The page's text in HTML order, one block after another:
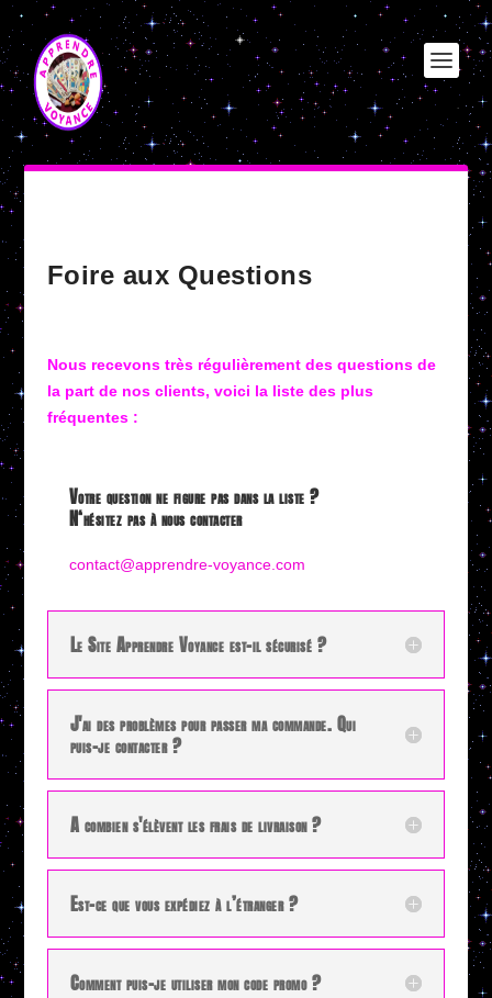
Foire aux Questions
Nous recevons très régulièrement des questions de
la part de nos clients, voici la liste des plus
fréquentes :
Votre question ne figure pas dans la liste ?
N‘hésitez pas à nous contacter
contact@apprendre-voyance.com
Le Site Apprendre Voyance est-il sécurisé ?
J'ai des problèmes pour passer ma commande. Qui
puis-je contacter ?
A combien s'élèvent les frais de livraison ?
Est-ce que vous expédiez à l’étranger ?
Comment puis-je utiliser mon code promo ?